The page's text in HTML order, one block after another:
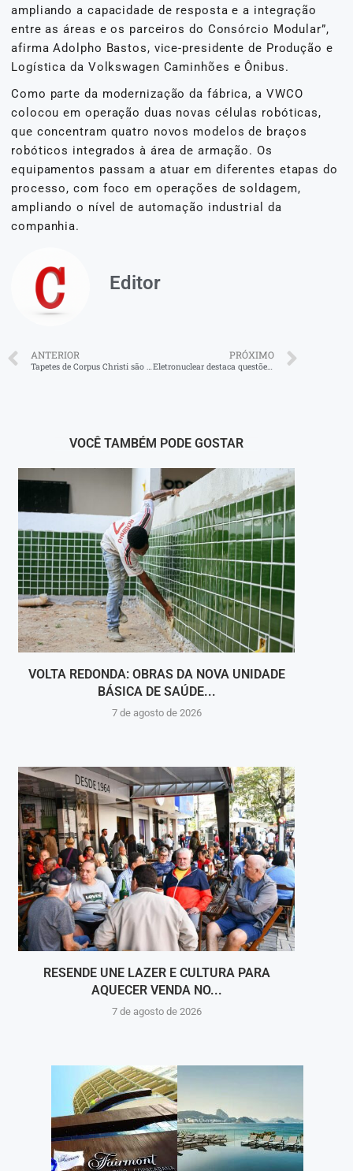
ampliando a capacidade de resposta e a integração
entre as áreas e os parceiros do Consórcio Modular”,
afirma Adolpho Bastos, vice-presidente de Produção e
Logística da Volkswagen Caminhões e Ônibus.
Como parte da modernização da fábrica, a VWCO
colocou em operação duas novas células robóticas,
que concentram quatro novos modelos de braços
robóticos integrados à área de armação. Os
equipamentos passam a atuar em diferentes etapas do
processo, com foco em operações de soldagem,
ampliando o nível de automação industrial da
companhia.
Editor
ANTERIOR PRÓXIMO
Eletronuclear destaca questões de gênero, raça e diversidade
VOCÊ TAMBÉM PODE GOSTAR
VOLTA REDONDA: OBRAS DA NOVA UNIDADE
BÁSICA DE SAÚDE...
7 de agosto de 2026
RESENDE UNE LAZER E CULTURA PARA
AQUECER VENDA NO...
7 de agosto de 2026